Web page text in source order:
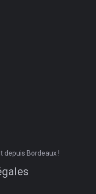
Bordeaux !